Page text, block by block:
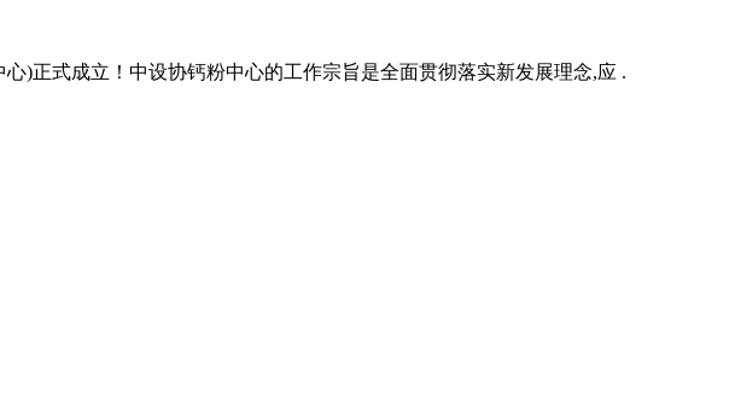
)正式成立！中设协钙粉中心的工作宗旨是全面贯彻落实新发展理念,应 .